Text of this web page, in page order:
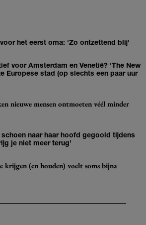
het eerst oma: 'Zo ontzettend blij'
voor Amsterdam en Venetië? 'The New
Europese stad (op slechts een paar uur
nieuwe mensen ontmoeten véél minder
naar haar hoofd gegooid tijdens
je niet meer terug’
krijgen (en houden) voelt soms bijna